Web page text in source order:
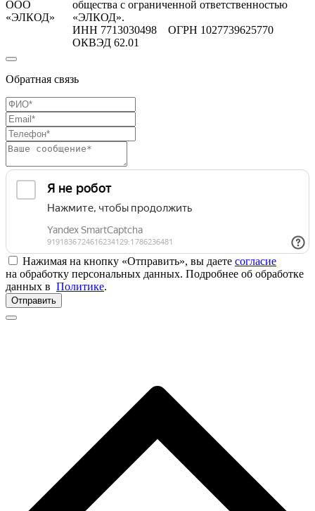
ООО
«ЭЛКОД»
общества с ограниченной ответственностью
«ЭЛКОД».
ИНН 7713030498 ОГРН 1027739625770
ОКВЭД 62.01
Обратная связь
Нажимая на кнопку «Отправить», вы даете согласие
на обработку персональных данных. Подробнее об обработке
данных в Политике.
Отправить